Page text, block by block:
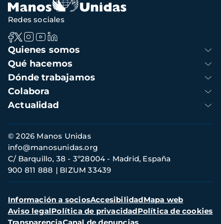
Navegación
principal
Quienes somos
Qué hacemos
Dónde trabajamos
Colabora
Actualidad
Redes sociales
Información
de
contacto
© 2026 Manos Unidas
C/ Barquillo, 38 - 3º28004 - Madrid, España
900 811 888
BIZUM 33439
info@manosunidas.org
Menú
secundario
Información a sociosAccesibilidadMapa web
Aviso legalPolítica de privacidadPolítica de cookies